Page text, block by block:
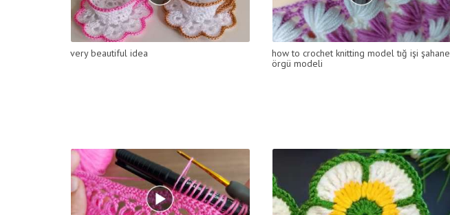
very beautiful idea
how to crochet knitting model tığ işi şahane
örgü modeli